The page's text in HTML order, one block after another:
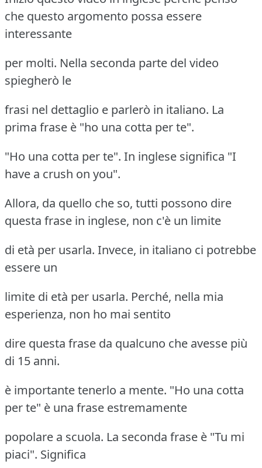
che questo argomento possa essere
interessante
per molti. Nella seconda parte del video
spiegherò le
frasi nel dettaglio e parlerò in italiano. La
prima frase è "ho una cotta per te".
"Ho una cotta per te". In inglese significa "I
have a crush on you".
Allora, da quello che so, tutti possono dire
questa frase in inglese, non c'è un limite
di età per usarla. Invece, in italiano ci potrebbe
essere un
limite di età per usarla. Perché, nella mia
esperienza, non ho mai sentito
dire questa frase da qualcuno che avesse più
di 15 anni.
è importante tenerlo a mente. "Ho una cotta
per te" è una frase estremamente
popolare a scuola. La seconda frase è "Tu mi
piaci". Significa